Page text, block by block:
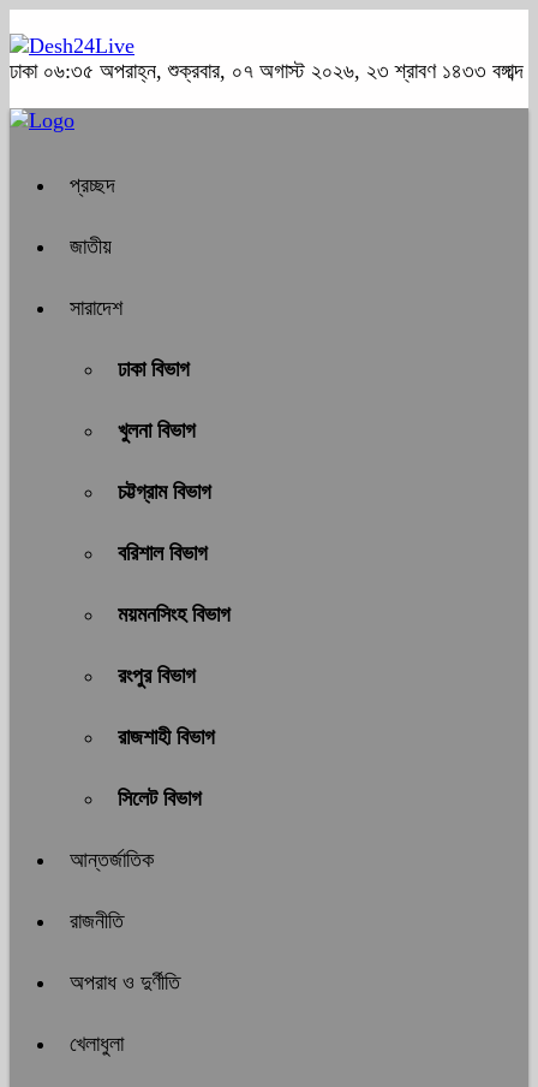
ঢাকা ০৬:৩৫ অপরাহ্ন, শুক্রবার, ০৭ অগাস্ট ২০২৬, ২৩ শ্রাবণ ১৪৩৩ বঙ্গাব্দ
প্রচ্ছদ
জাতীয়
সারাদেশ
ঢাকা বিভাগ
খুলনা বিভাগ
চট্টগ্রাম বিভাগ
বরিশাল বিভাগ
ময়মনসিংহ বিভাগ
রংপুর বিভাগ
রাজশাহী বিভাগ
সিলেট বিভাগ
আন্তর্জাতিক
রাজনীতি
অপরাধ ও দুর্ণীতি
খেলাধুলা